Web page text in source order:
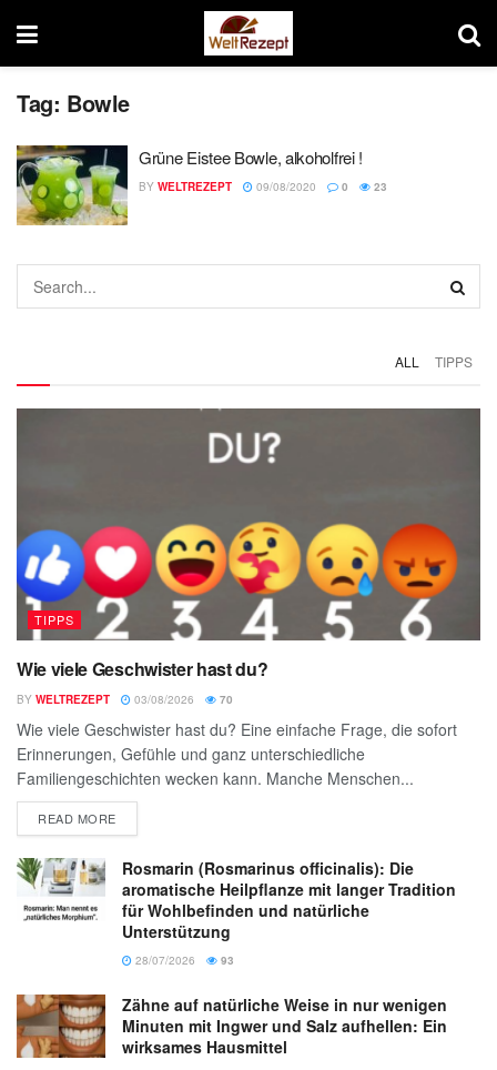
Tag: Bowle
Grüne Eistee Bowle, alkoholfrei !
BY WELTREZEPT 09/08/2020 0 23
ALL TIPPS
TIPPS
Wie viele Geschwister hast du?
BY WELTREZEPT 03/08/2026 70
Wie viele Geschwister hast du? Eine einfache Frage, die sofort
Erinnerungen, Gefühle und ganz unterschiedliche
Familiengeschichten wecken kann. Manche Menschen...
READ MORE
Rosmarin (Rosmarinus officinalis): Die
aromatische Heilpflanze mit langer Tradition
für Wohlbefinden und natürliche
Unterstützung
28/07/2026 93
Zähne auf natürliche Weise in nur wenigen
Minuten mit Ingwer und Salz aufhellen: Ein
wirksames Hausmittel